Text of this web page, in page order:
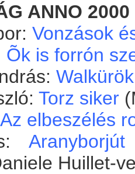
ANNO 2000
Vonzások
Õk is forrón
Torz siker
Az elbeszélés
Huillet-